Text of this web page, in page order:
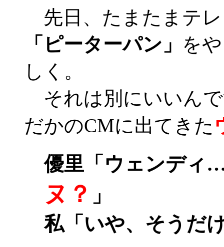
先日、たまたまテ
「ピーターパン」 を
しく。
それは別にいいん
だかのCMに出てきた
優里「ウェンデ
ヌ？ 」
私「いや、そうだ